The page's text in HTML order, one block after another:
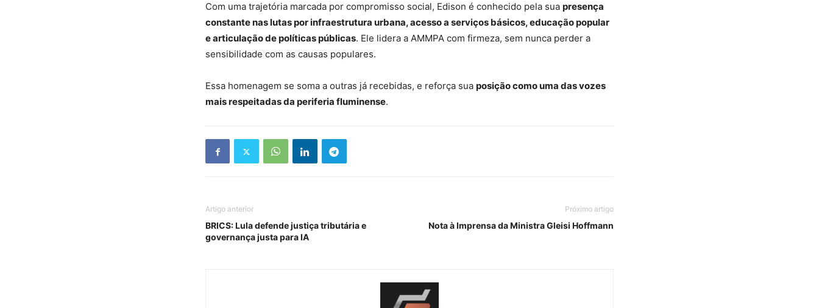
Com uma trajetória marcada por compromisso social, Edison é conhecido pela sua presença
constante nas lutas por infraestrutura urbana, acesso a serviços básicos, educação popular
e articulação de políticas públicas. Ele lidera a AMMPA com firmeza, sem nunca perder a
sensibilidade com as causas populares.
Essa homenagem se soma a outras já recebidas, e reforça sua posição como uma das vozes
mais respeitadas da periferia fluminense.
Artigo anterior
BRICS: Lula defende justiça tributária e
governança justa para IA
Próximo artigo
Nota à Imprensa da Ministra Gleisi Hoffmann